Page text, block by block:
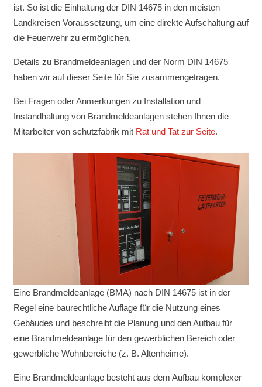
ist. So ist die Einhaltung der DIN 14675 in den meisten
Landkreisen Voraussetzung, um eine direkte Aufschaltung auf
die Feuerwehr zu ermöglichen.
Details zu Brandmeldeanlagen und der Norm DIN 14675
haben wir auf dieser Seite für Sie zusammengetragen.
Bei Fragen oder Anmerkungen zu Installation und
Instandhaltung von Brandmeldeanlagen stehen Ihnen die
Mitarbeiter von schutzfabrik mit Rat und Tat zur Seite.
Eine Brandmeldeanlage (BMA) nach DIN 14675 ist in der
Regel eine baurechtliche Auflage für die Nutzung eines
Gebäudes und beschreibt die Planung und den Aufbau für
eine Brandmeldeanlage für den gewerblichen Bereich oder
gewerbliche Wohnbereiche (z. B. Altenheime).
Eine Brandmeldeanlage besteht aus dem Aufbau komplexer